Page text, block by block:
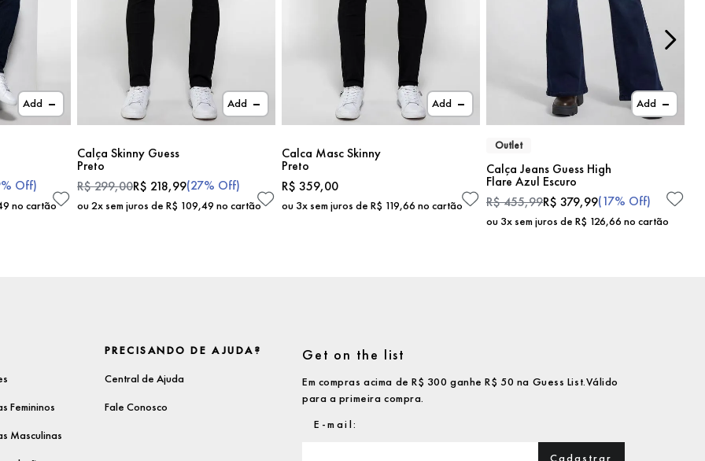
Add
Off)
no cartão
Add
Calça Skinny Guess
Preto
R$299,00R$ 218,99(27% Off)
ou2x sem juros de R$ 109,49 no cartão
Add
Calca Masc Skinny
Preto
R$ 359,00
ou 3x sem juros de R$ 119,66 no cartão
Add
Outlet
Calça Jeans Guess High
Flare Azul Escuro
R$455,99R$ 379,99(17% Off)
ou 3x sem juros de R$ 126,66 no cartão
Femininos
Masculinas
PRECISANDO DE AJUDA?
Central de Ajuda
Fale Conosco
Get on the list
Em compras acima de R$ 300 ganhe R$ 50 na Guess List.Válido
para a primeira compra.
Cadastrar